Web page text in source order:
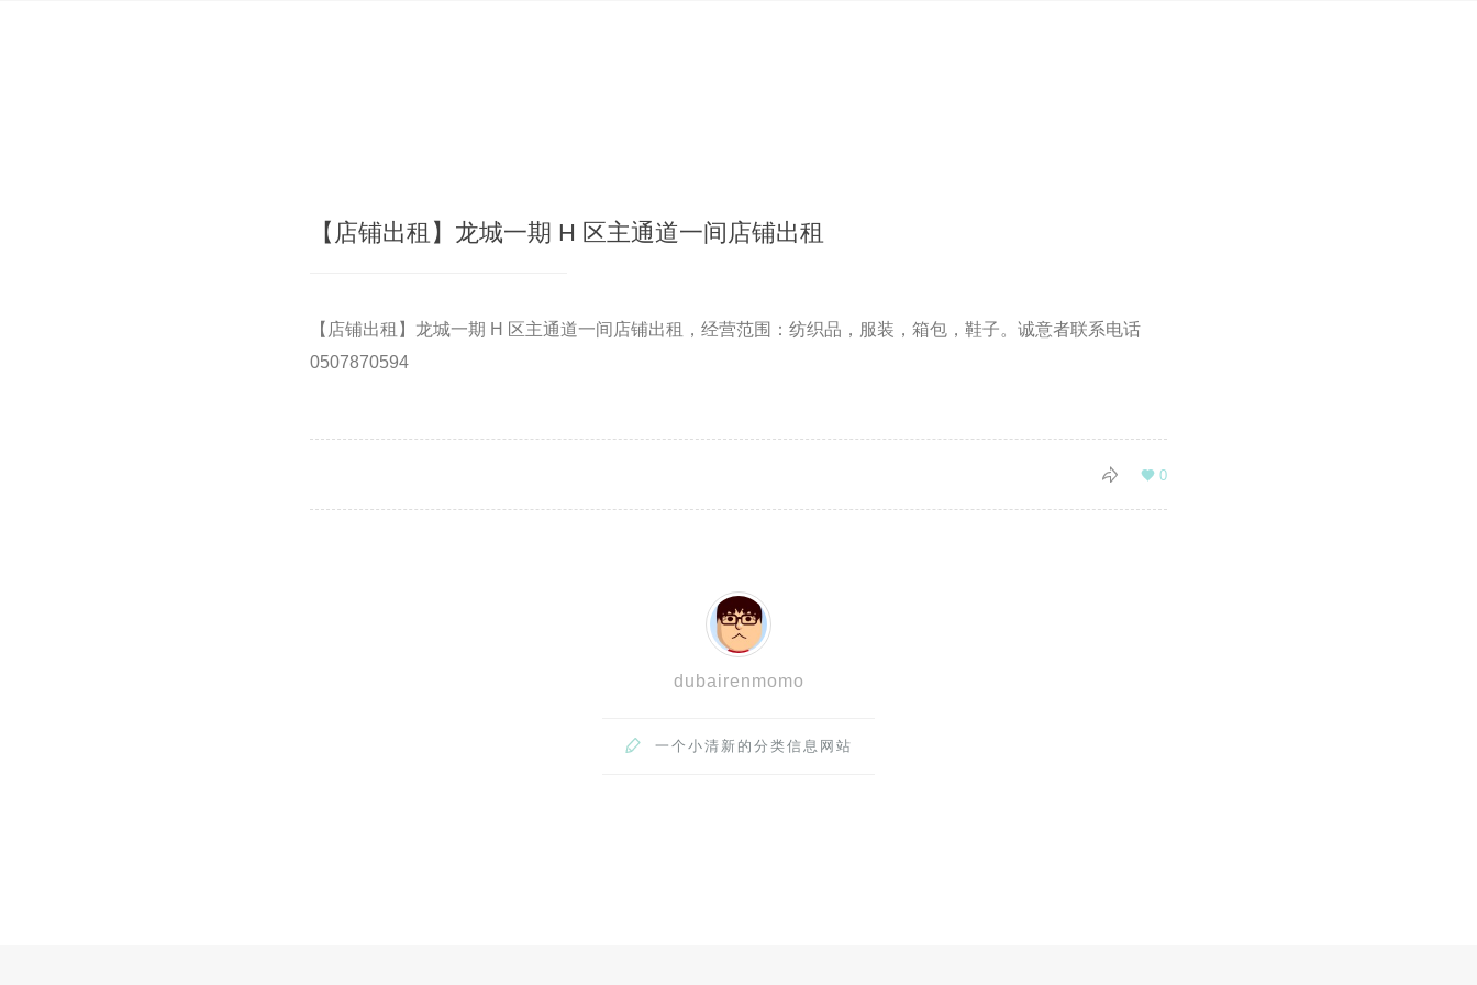
【店铺出租】龙城一期 H 区主通道一间店铺出租
【店铺出租】龙城一期 H 区主通道一间店铺出租，经营范围：纺织品，服装，箱包，鞋子。️诚意者联系电话
0507870594
 0

dubairenmomo
 一个小清新的分类信息网站